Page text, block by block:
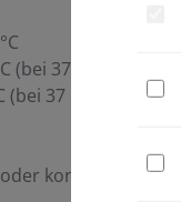
37 °C)
37 °C)
kontinuierlich)